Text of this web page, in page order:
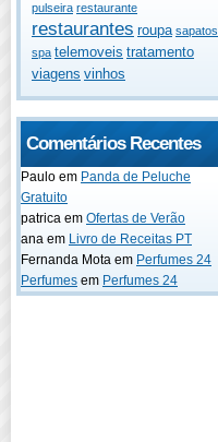
pulseira restaurante
restaurantes roupa sapatos
spa telemoveis tratamento
viagens vinhos
Comentários Recentes
Paulo em Panda de Peluche
Gratuito
patrica em Ofertas de Verão
ana em Livro de Receitas PT
Fernanda Mota em Perfumes 24
Perfumes em Perfumes 24